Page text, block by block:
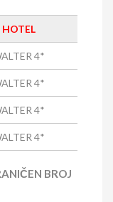
HOTEL
4*
4*
4*
4*
BROJ